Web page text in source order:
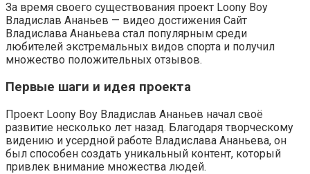
За время своего существования проект Loony Boy
Владислав Ананьев — видео достижения Сайт
Владислава Ананьева стал популярным среди
любителей экстремальных видов спорта и получил
множество положительных отзывов.
Первые шаги и идея проекта
Проект Loony Boy Владислав Ананьев начал своё
развитие несколько лет назад. Благодаря творческому
видению и усердной работе Владислава Ананьева, он
был способен создать уникальный контент, который
привлек внимание множества людей.